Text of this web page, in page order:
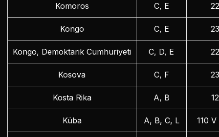
Komoros C, E
Kongo C, E
Kongo, Demoktarik Cumhuriyeti C, D, E
Kosova C, F
Kosta Rika A, B
Küba A, B, C, L 110